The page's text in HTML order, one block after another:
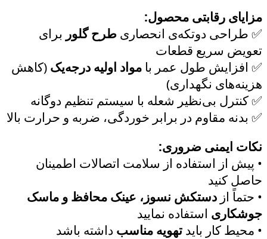
مزایای رقابتی محصول:
✅ طراحی دوتکه‌ی انحصاری طرح گلور برای
تعویض سریع قطعات
✅ افزایش طول عمر با مواد اولیه درجه‌یک (کاهش
هزینه‌های نگهداری)
✅ کنترل بی‌نظیر شعله با سیستم تنظیم دوگانه
✅ بدنه مقاوم در برابر خوردگی، ضربه و حرارت بالا
نکات ایمنی ضروری:
• پیش از استفاده از سلامت اتصالات اطمینان
حاصل کنید
• حتماً از دستکش نسوز، عینک محافظ و ماسک
جوشکاری استفاده نمایید
• محیط کار باید تهویه مناسب داشته باشد